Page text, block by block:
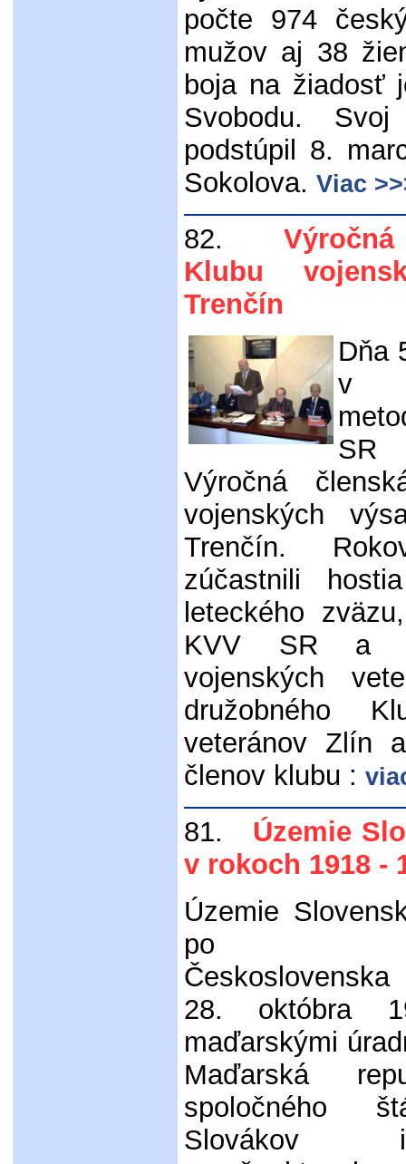
počte 974
mužov aj 38
boja na žiadosť
Svobodu.
podstúpil 8.
Sokolova. Viac
82.
Výročná
Klubu
Trenčín
Dňa
v
SR
Výročná
vojenských
Trenčín.
zúčastnili
leteckého
KVV SR a
vojenských
družobného
veteránov Zlín
členov klubu :
81.
Územie
v rokoch 1918 -
Územie
po
28. októbra
maďarskými
Maďarská
spoločného
Slovákov